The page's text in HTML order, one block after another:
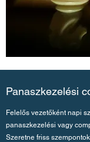
Panaszkezelési
Felelős vezetőként napi
panaszkezelési vagy
Szeretne friss